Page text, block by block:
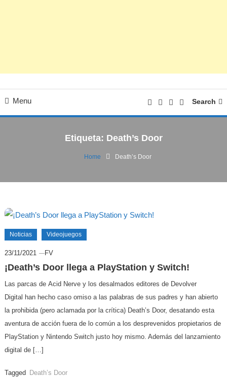
Menu Search
Etiqueta: Death’s Door
Home Death’s Door
Noticias Videojuegos
23/11/2021 FV
¡Death’s Door llega a PlayStation y Switch!
Las parcas de Acid Nerve y los desalmados editores de Devolver
Digital han hecho caso omiso a las palabras de sus padres y han abierto
la prohibida (pero aclamada por la crítica) Death’s Door, desatando esta
aventura de acción fuera de lo común a los desprevenidos propietarios de
PlayStation y Nintendo Switch justo hoy mismo. Además del lanzamiento
digital de […]
Tagged Death’s Door